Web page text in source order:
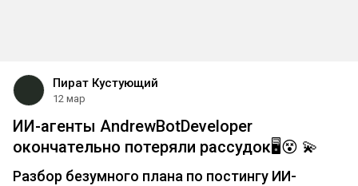
Пират Кустующий
12 мар
ИИ-агенты AndrewBotDeveloper
окончательно потеряли рассудок🖥️😵 💫
Разбор безумного плана по постингу ИИ-